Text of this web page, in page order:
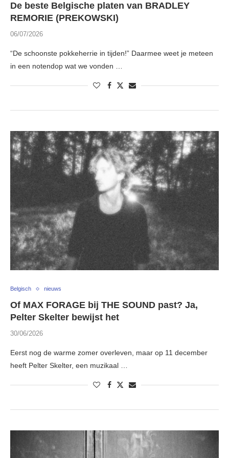
De beste Belgische platen van BRADLEY
REMORIE (PREKOWSKI)
06/07/2026
“De schoonste pokkeherrie in tijden!” Daarmee weet je meteen
in een notendop wat we vonden …
Belgisch nieuws
Of MAX FORAGE bij THE SOUND past? Ja,
Pelter Skelter bewijst het
30/06/2026
Eerst nog de warme zomer overleven, maar op 11 december
heeft Pelter Skelter, een muzikaal …